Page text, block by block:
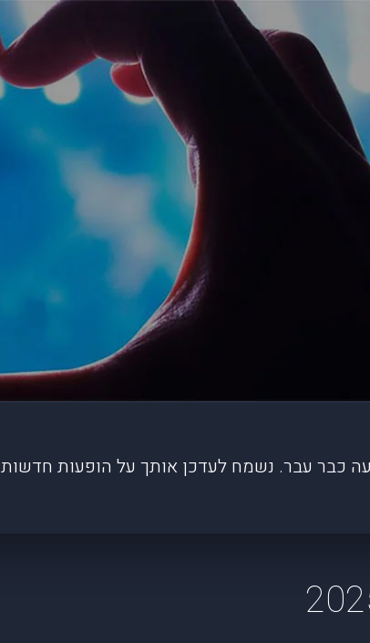
כבר עבר. נשמח לעדכן אותך על הופעות חדשות